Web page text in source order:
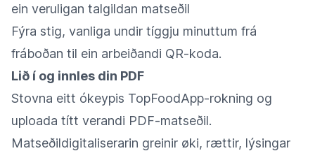
ein veruligan talgildan matseðil
Fýra stig, vanliga undir tíggju minuttum frá
fráboðan til ein arbeiðandi QR-koda.
Lið í og innles din PDF
Stovna eitt ókeypis TopFoodApp-rokning og
uploada títt verandi PDF-matseðil.
Matseðildigitaliserarin greinir øki, rættir, lýsingar